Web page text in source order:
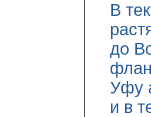
В
до
Уфу
и в